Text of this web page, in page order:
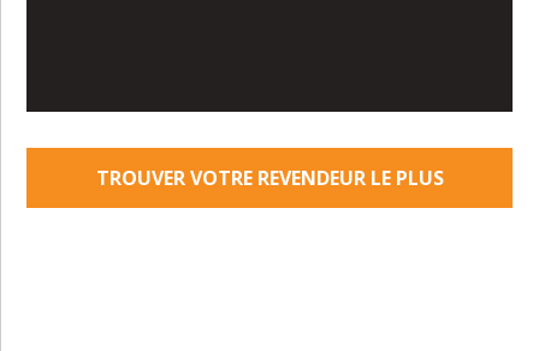
TROUVER VOTRE REVENDEUR LE PLUS